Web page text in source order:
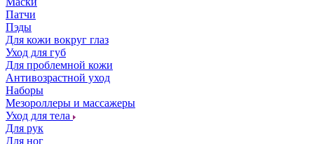
Патчи
Пэды
Для кожи вокруг глаз
Уход для губ
Для проблемной кожи
Антивозрастной уход
Наборы
Мезороллеры и массажеры
Уход для тела
Для рук
Для ног